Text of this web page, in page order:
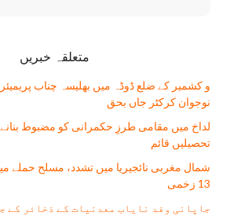
متعلقہ خبریں
و کشمیر کے ضلع ڈوڈہ میں بھلیسہ چناب
نوجوان کرکٹر جاں بحق
تحصیلیں قائم
13 زخمی
جاپانی وفد نایاب معدنیات کے ذخائر کے